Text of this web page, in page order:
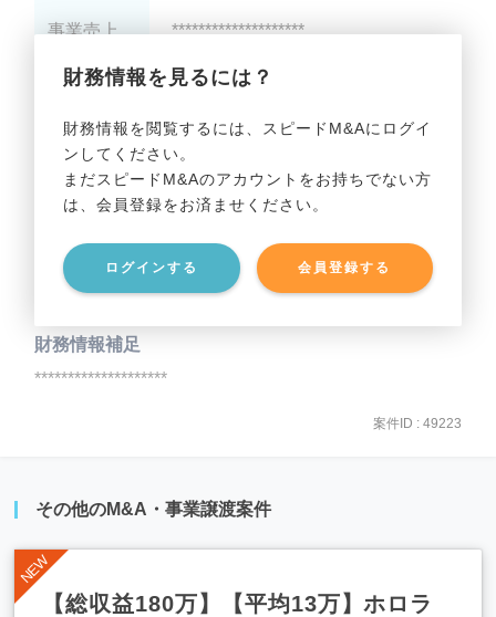
財務情報を見るには？
財務情報を閲覧するには、スピードM&Aにログイ
ンしてください。
まだスピードM&Aのアカウントをお持ちでない方
は、会員登録をお済ませください。
ログインする 会員登録する
事業売上 ********************
事業利益 ********************
貸借対照表（B/S）
事業資産 ********************
事業負債 ********************
財務情報補足
********************
案件ID : 49223
その他のM&A・事業譲渡案件
【総収益180万】【平均13万】ホロラ